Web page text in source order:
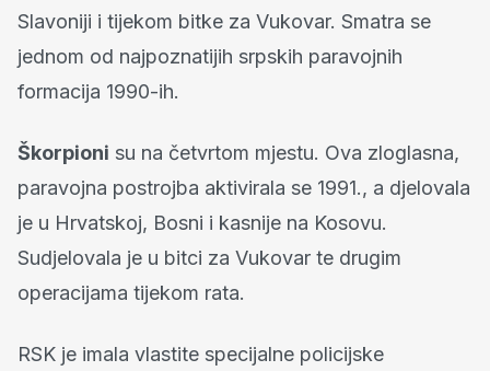
Slavoniji i tijekom bitke za Vukovar. Smatra se
jednom od najpoznatijih srpskih paravojnih
formacija 1990-ih.
Škorpioni su na četvrtom mjestu. Ova zloglasna,
paravojna postrojba aktivirala se 1991., a djelovala
je u Hrvatskoj, Bosni i kasnije na Kosovu.
Sudjelovala je u bitci za Vukovar te drugim
operacijama tijekom rata.
RSK je imala vlastite specijalne policijske